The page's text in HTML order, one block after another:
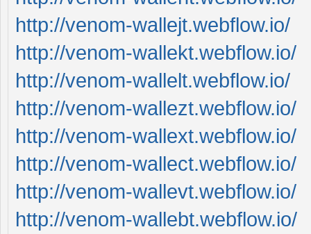
http://venom-wallejt.webflow.io/
http://venom-wallekt.webflow.io/
http://venom-wallelt.webflow.io/
http://venom-wallezt.webflow.io/
http://venom-wallext.webflow.io/
http://venom-wallect.webflow.io/
http://venom-wallevt.webflow.io/
http://venom-wallebt.webflow.io/